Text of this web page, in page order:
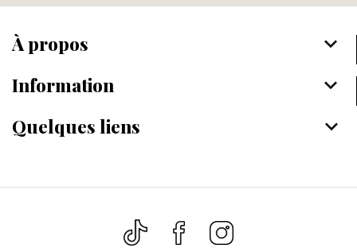
À propos keyboard_arrow_down
Information keyboard_arrow_down
Quelques liens keyboard_arrow_down